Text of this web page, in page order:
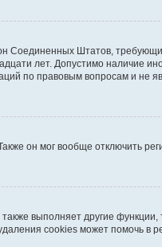
Соединенных Штатов,
лет. Допустимо наличие
по правовым вопросам и не
он мог вообще отключить
выполняет другие функции,
cookies может помочь в